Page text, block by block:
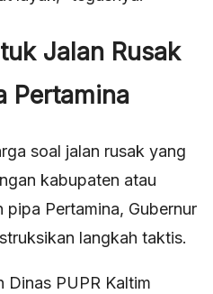
Jalan Rusak
Pertamina
soal jalan rusak yang
kabupaten atau
Pertamina, Gubernur
langkah taktis.
Dinas PUPR Kaltim